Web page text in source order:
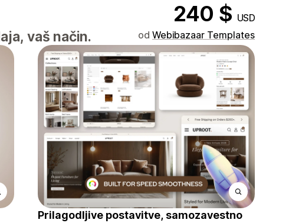
240 $ USD
vaš način. od Webibazaar Templates
Prilagodljive postavitve, samozavestno